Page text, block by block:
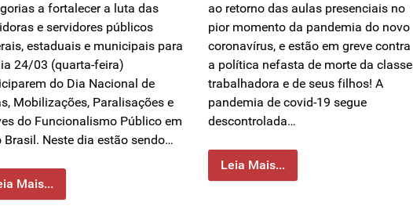
a fortalecer a luta das
e servidores públicos
estaduais e municipais para
24/03 (quarta-feira)
do Dia Nacional de
Mobilizações, Paralisações e
do Funcionalismo Público em
Brasil. Neste dia estão sendo…
Mais...
ao retorno das aulas presenciais no
pior momento da pandemia do novo
coronavírus, e estão em greve contra
a política nefasta de morte da classe
trabalhadora e de seus filhos! A
pandemia de covid-19 segue
descontrolada…
Leia Mais...